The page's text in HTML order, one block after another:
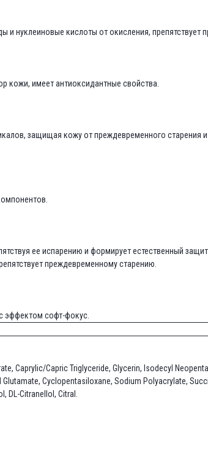
кислоты от окисления, препятствует
кожи, имеет антиоксидантные свойства.
защищая кожу от преждевременного
ее испарению и формирует естественный
преждевременному старению.
эффектом софт-фокус.
Caprylic/Capric Triglyceride, Glycerin, Isodecyl
Cyclopentasiloxane, Sodium Polyacrylate,
DL-Citranellol, Citral.